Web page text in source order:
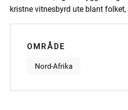
kristne vitnesbyrd ute blant
OMRÅDE
Nord-Afrika